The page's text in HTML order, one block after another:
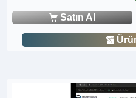
Satın Al